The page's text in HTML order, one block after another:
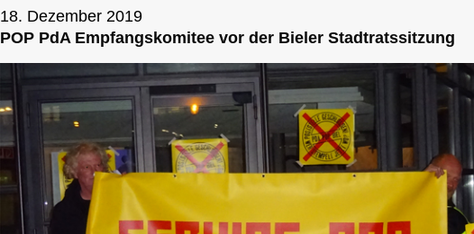
18. Dezember 2019
POP PdA Empfangskomitee vor der Bieler Stadtratssitzung